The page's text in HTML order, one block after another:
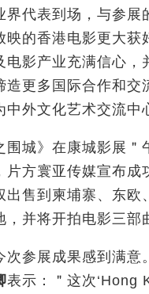
界代表到场，与参展
映的香港电影更大获
电影产业充满信心，
造更多国际合作和交
中外文化艺术交流中
围城》在康城影展＂
片方寰亚传媒宣布成
出售到柬埔寨、东欧
，并将开拍电影三部
参展成果感到满意。
表示：＂这次‘Hong